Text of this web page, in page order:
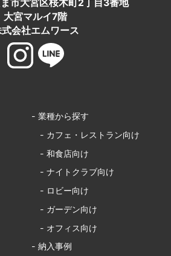
市大宮区桜木町2丁目3番地
大宮マルイ7階
会社エムワース
- 業種から探す
- カフェ・レストラン向け
- 和食店向け
- ナイトクラブ向け
- ロビー向け
- ガーデン向け
- オフィス向け
- 納入事例